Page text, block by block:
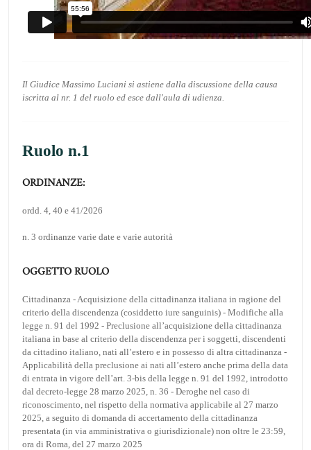
Il Giudice Massimo Luciani si astiene dalla discussione della causa
iscritta al nr. 1 del ruolo ed esce dall'aula di udienza.
Ruolo n.1
ORDINANZE:
ordd. 4, 40 e 41/2026
n. 3 ordinanze varie date e varie autorità
OGGETTO RUOLO
Cittadinanza - Acquisizione della cittadinanza italiana in ragione del
criterio della discendenza (cosiddetto iure sanguinis) - Modifiche alla
legge n. 91 del 1992 - Preclusione all’acquisizione della cittadinanza
italiana in base al criterio della discendenza per i soggetti, discendenti
da cittadino italiano, nati all’estero e in possesso di altra cittadinanza -
Applicabilità della preclusione ai nati all’estero anche prima della data
di entrata in vigore dell’art. 3-bis della legge n. 91 del 1992, introdotto
dal decreto-legge 28 marzo 2025, n. 36 - Deroghe nel caso di
riconoscimento, nel rispetto della normativa applicabile al 27 marzo
2025, a seguito di domanda di accertamento della cittadinanza
presentata (in via amministrativa o giurisdizionale) non oltre le 23:59,
ora di Roma, del 27 marzo 2025